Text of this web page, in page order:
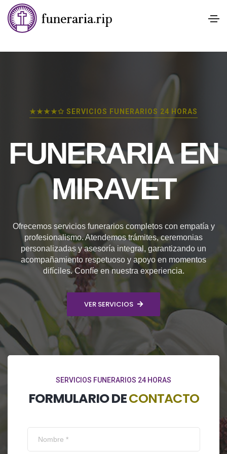
★★★★✩ SERVICIOS FUNERARIOS 24 HORAS
FUNERARIA EN
MIRAVET
Ofrecemos servicios funerarios completos con empatía y
profesionalismo. Atendemos trámites, ceremonias
personalizadas y asesoría integral, garantizando un
acompañamiento respetuoso y apoyo en momentos
difíciles. Confíe en nuestra experiencia.
VER SERVICIOS
SERVICIOS FUNERARIOS 24 HORAS
FORMULARIO DECONTACTO